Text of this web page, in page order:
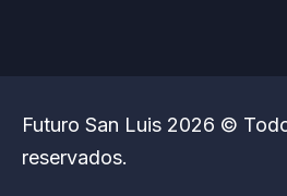
Futuro San Luis 2026 ©
reservados.